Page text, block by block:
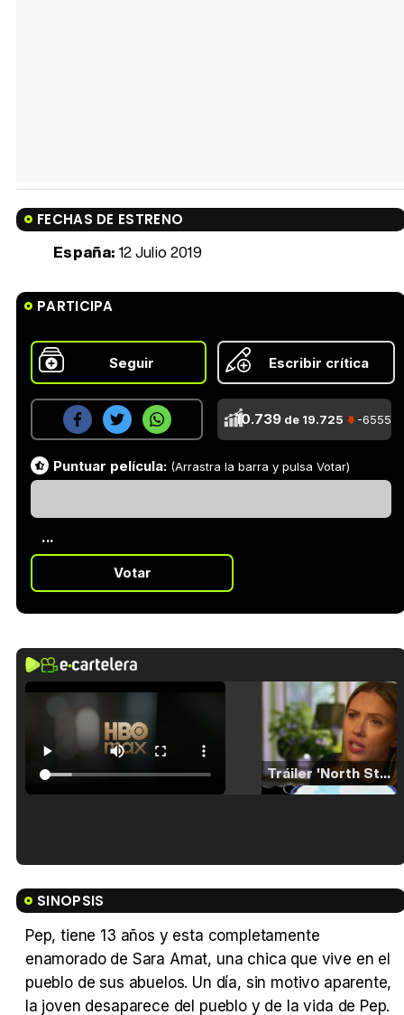
FECHAS DE ESTRENO
España: 12 Julio 2019
PARTICIPA
Seguir Escribir crítica
10.739 de 19.725 -6555
Puntuar película: (Arrastra la barra y pulsa Votar)
...
Votar
Tráiler 'North Star' (2023)
Tráiler 'Vida perra' (2026)
SINOPSIS
Pep, tiene 13 años y esta completamente
enamorado de Sara Amat, una chica que vive en el
pueblo de sus abuelos. Un día, sin motivo aparente,
la joven desaparece del pueblo y de la vida de Pep.